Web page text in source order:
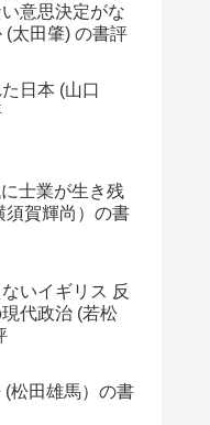
意思決定がな
(太田肇) の書評
日本 (山口
士業が生き残
須賀輝尚）の書
いイギリス 反
代政治 (若松
(松田雄馬）の書